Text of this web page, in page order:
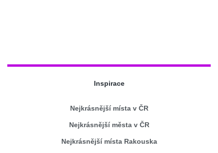
Inspirace
Nejkrásnější místa v ČR
Nejkrásnější města v ČR
Nejkrásnější místa Rakouska